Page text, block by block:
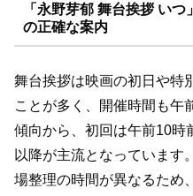
「永野芽郁 舞台挨拶 い
の正確な案内
舞台挨拶は映画の初日や特
ことが多く、開催時間も午
傾向から、初回は午前10時
以降が主流となっています
場整理の時間が異なるため